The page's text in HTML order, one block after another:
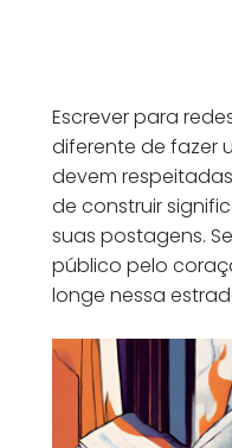
Escrever para
diferente de fazer
devem
de construir
suas postagens.
público pelo
longe nessa